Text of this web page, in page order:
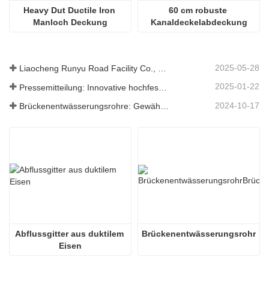
Heavy Dut Ductile Iron
Manloch Deckung
60 cm robuste
Kanaldeckelabdeckung
Liaocheng Runyu Road Facility Co., Ltd.: Ein zuverlässiger Hersteller von Schachtabdeckungen für eine sicherere städtische Infrastruktur 2025-05-28
2025-01-22
2024-10-17
Abflussgitter aus duktilem
Eisen
Brückenentwässerungsrohr